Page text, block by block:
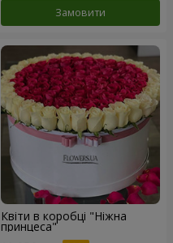
Замовити
Квіти в коробці "Ніжна
принцеса"